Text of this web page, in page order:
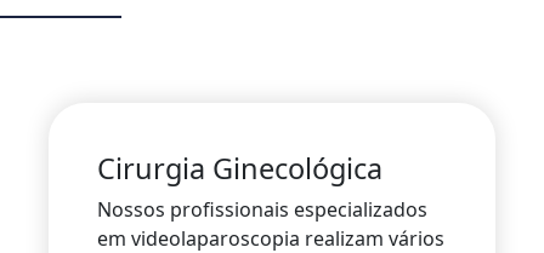
Cirurgia Ginecológica
Nossos profissionais especializados
em videolaparoscopia realizam vários